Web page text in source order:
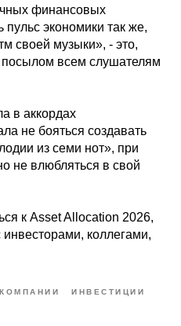
финансовых
пульс экономики так же,
своей музыки», - это,
всем слушателям
в аккордах
не бояться создавать
из семи нот», при
не влюбляться в свой
к Asset Allocation 2026,
инвесторами, коллегами,
ИНВЕСТИЦИИ